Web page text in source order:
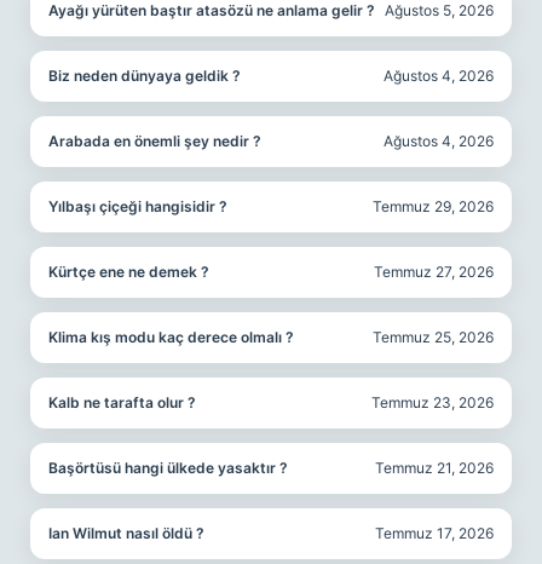
Ayağı yürüten baştır atasözü ne anlama gelir ? Ağustos 5, 2026
Biz neden dünyaya geldik ? Ağustos 4, 2026
Arabada en önemli şey nedir ? Ağustos 4, 2026
Yılbaşı çiçeği hangisidir ? Temmuz 29, 2026
Kürtçe ene ne demek ? Temmuz 27, 2026
Klima kış modu kaç derece olmalı ? Temmuz 25, 2026
Kalb ne tarafta olur ? Temmuz 23, 2026
Başörtüsü hangi ülkede yasaktır ? Temmuz 21, 2026
Ian Wilmut nasıl öldü ? Temmuz 17, 2026